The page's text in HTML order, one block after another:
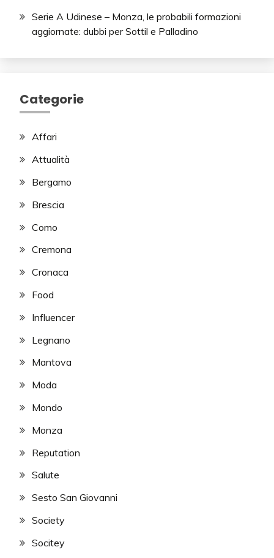
Serie A Udinese – Monza, le probabili formazioni
aggiornate: dubbi per Sottil e Palladino
Categorie
Affari
Attualità
Bergamo
Brescia
Como
Cremona
Cronaca
Food
Influencer
Legnano
Mantova
Moda
Mondo
Monza
Reputation
Salute
Sesto San Giovanni
Society
Socitey